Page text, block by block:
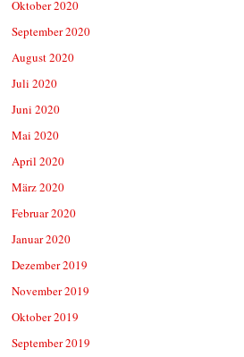
Oktober 2020
September 2020
August 2020
Juli 2020
Juni 2020
Mai 2020
April 2020
März 2020
Februar 2020
Januar 2020
Dezember 2019
November 2019
Oktober 2019
September 2019